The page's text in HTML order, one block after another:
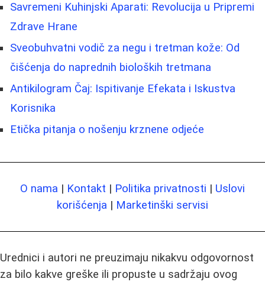
Savremeni Kuhinjski Aparati: Revolucija u Pripremi
Zdrave Hrane
Sveobuhvatni vodič za negu i tretman kože: Od
čišćenja do naprednih bioloških tretmana
Antikilogram Čaj: Ispitivanje Efekata i Iskustva
Korisnika
Etička pitanja o nošenju krznene odjeće
O nama | Kontakt | Politika privatnosti | Uslovi
korišćenja | Marketinški servisi
Urednici i autori ne preuzimaju nikakvu odgovornost
za bilo kakve greške ili propuste u sadržaju ovog